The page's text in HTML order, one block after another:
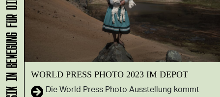
WORLD PRESS PHOTO 2023 IM DEPOT
Die World Press Photo Ausstellung kommt